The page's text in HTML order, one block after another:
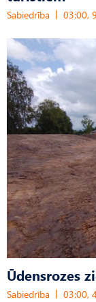
Sabiedrība 03:00,
Ūdensrozes
Sabiedrība 03:00,